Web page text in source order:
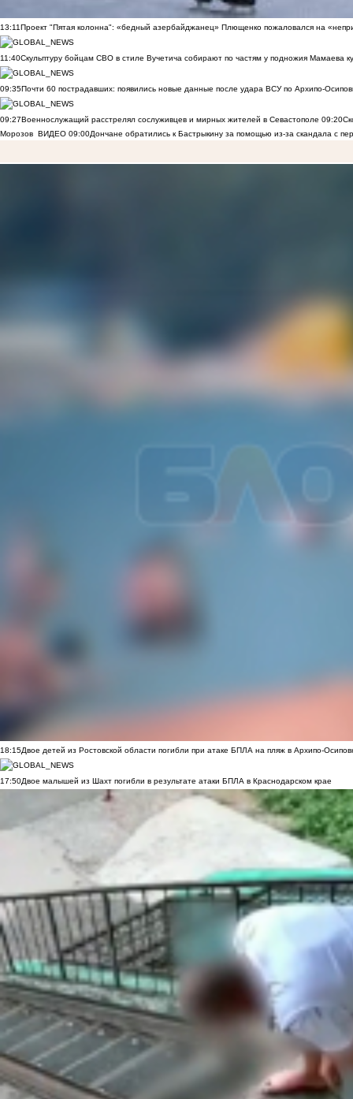
13:11Проект "Пятая колонна": «бедный азербайджанец» Плющенко пожаловался на
11:40Скульптуру бойцам СВО в стиле Вучетича собирают по частям у подножия Мамаева
09:35Почти 60 пострадавших: появились новые данные после удара ВСУ по Архипо-
09:27Военнослужащий расстрелял сослуживцев и мирных жителей в Севастополе 09:20
Морозов
ВИДЕО 09:00Дончане обратились к Бастрыкину за помощью из-за скандала с
18:15Двое детей из Ростовской области погибли при атаке БПЛА на пляж в Архипо-
17:50Двое малышей из Шахт погибли в результате атаки БПЛА в Краснодарском крае